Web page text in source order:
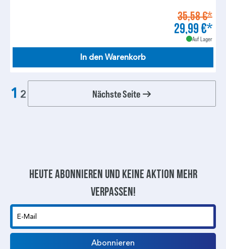
35,58 €*
29,99 €*
Auf Lager
In den Warenkorb
1 2 Nächste Seite
Heute abonnieren und keine aktion mehr
verpassen!
E-Mail
Abonnieren